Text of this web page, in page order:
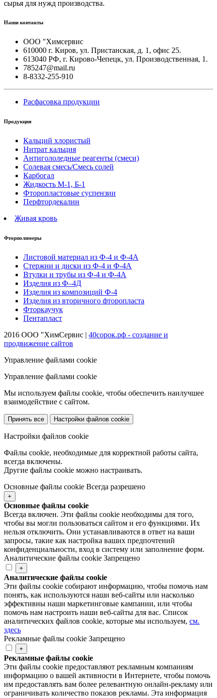
сырья для нужд производства.
Наши контакты
ООО "Химсервис
610000 г. Киров, ул. Пристанская, д. 1, офис 25.
613040 РФ, г. Кирово-Чепецк, ул. Производственная, 1.
785247@mail.ru
8-8332-255-910
Расфасовка продукции
Продукция
Кальций хлористый
Нитрат кальция
Антигололедные реагенты (смеси)
Солевая смесь/Смесь солей
Карбогал
Жидкость М-1, Б-1
Фторопластовые суспензии
Перфтордекалин
Живая кровь
Фторполимеры
Листовой материал из Ф-4 и Ф-4А
Стержни и диски из Ф-4 и Ф-4А
Втулки и трубы из Ф-4 и Ф-4А
Изделия из Ф–4Д
Изделия из композиций Ф-4
Изделия из вторичного фторопласта
Фторкаучук
Пентапласт
2016 ООО "ХимСервис | 40сорок.рф - создание и
продвижение сайтов
Управление файлами cookie
Управление файлами cookie
Мы используем файлы cookie, чтобы обеспечить наилучшее
взаимодействие с сайтом.
Принять все Настройки файлов cookie
Настройки файлов cookie
Файлы cookie, необходимые для корректной работы сайта,
всегда включены.
Другие файлы cookie можно настраивать.
Основные файлы cookie Всегда разрешено
+
Основные файлы cookie
Всегда включен. Эти файлы cookie необходимы для того,
чтобы вы могли пользоваться сайтом и его функциями. Их
нельзя отключить. Они устанавливаются в ответ на ваши
запросы, такие как настройка ваших предпочтений
конфиденциальности, вход в систему или заполнение форм.
Аналитические файлы cookie Запрещено
+
Аналитические файлы cookie
Эти файлы cookie собирают информацию, чтобы помочь нам
понять, как используются наши веб-сайты или насколько
эффективны наши маркетинговые кампании, или чтобы
помочь нам настроить наши веб-сайты для вас. Список
аналитических файлов cookie, которые мы используем, см.
здесь
Рекламные файлы cookie Запрещено
+
Рекламные файлы cookie
Эти файлы cookie предоставляют рекламным компаниям
информацию о вашей активности в Интернете, чтобы помочь
им предоставлять вам более релевантную онлайн-рекламу или
ограничивать количество показов рекламы. Эта информация